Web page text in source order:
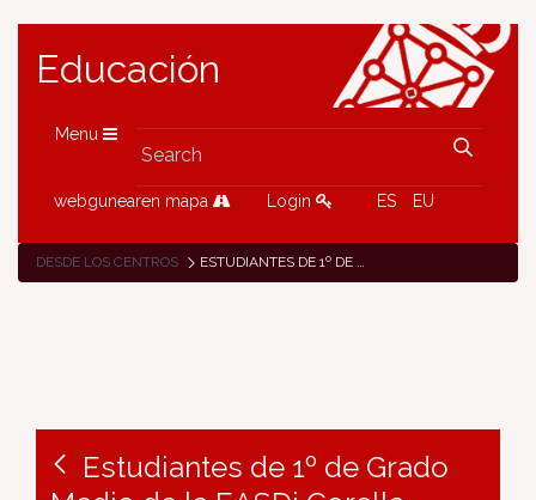
Educación
Menu
webgunearen mapa Login ES EU
DESDE LOS CENTROS ESTUDIANTES DE 1º DE GRADO MEDIO DE LA EASDI CORELLA, ENTRE LOS GANADORES DE LA PRIMERA FASE DEL RETO BIG DATA 2020 DE LA FUNDACIÓN LA CAIXA
Estudiantes de 1º de Grado